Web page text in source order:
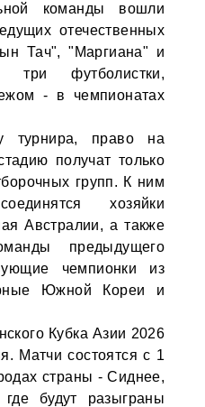
команды вошли
отечественных
Тач", "Маргиана" и
футболистки,
- в чемпионатах
турнира, право на
получат только
групп. К ним
хозяйки
Австралии, а также
предыдущего
чемпионки из
Южной Кореи и
Кубка Азии 2026
Матчи состоятся с 1
страны - Сиднее,
будут разыграны